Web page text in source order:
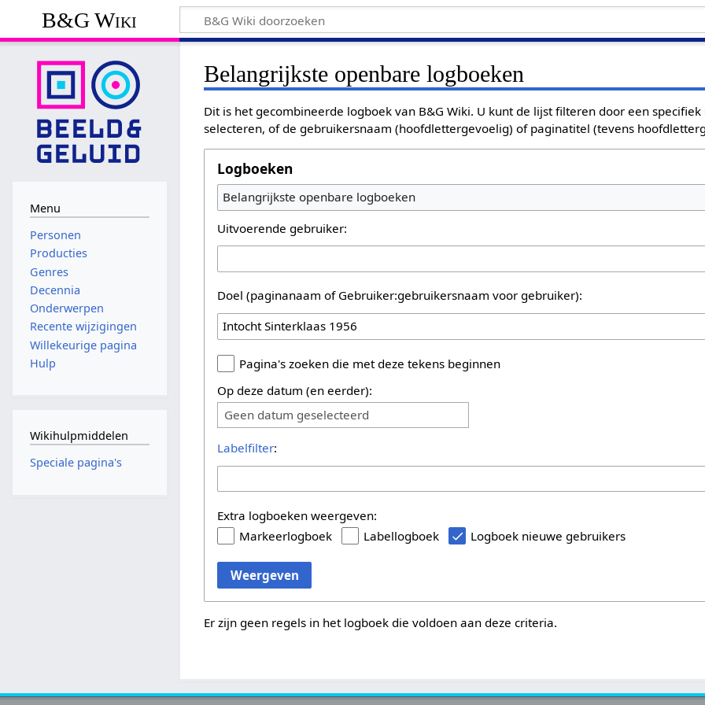
B&G Wiki
Belangrijkste openbare logboeken
Dit is het gecombineerde logboek van B&G Wiki. U kunt de lijst filteren door een
selecteren, of de gebruikersnaam (hoofdlettergevoelig) of paginatitel (tevens
Logboeken
Belangrijkste openbare logboeken
Uitvoerende gebruiker:
Doel (paginanaam of Gebruiker:gebruikersnaam voor gebruiker):
Pagina's zoeken die met deze tekens beginnen
Op deze datum (en eerder):
Geen datum geselecteerd
Labelfilter:
Extra logboeken weergeven:
Markeerlogboek
Labellogboek Logboek nieuwe gebruikers
Weergeven
Er zijn geen regels in het logboek die voldoen aan deze criteria.
Menu
Personen
Producties
Genres
Decennia
Onderwerpen
Recente wijzigingen
Willekeurige pagina
Hulp
Wikihulpmiddelen
Speciale pagina's